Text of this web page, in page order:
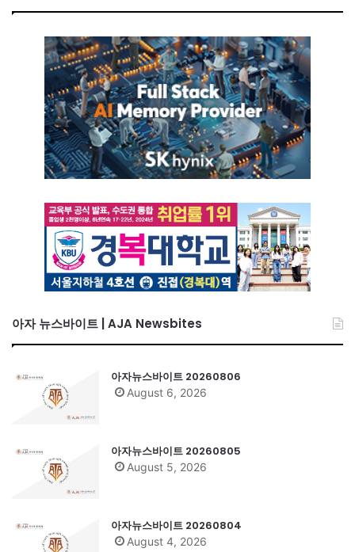
아자 뉴스바이트 | AJA Newsbites
아자뉴스바이트 20260806
August 6, 2026
아자뉴스바이트 20260805
August 5, 2026
아자뉴스바이트 20260804
August 4, 2026